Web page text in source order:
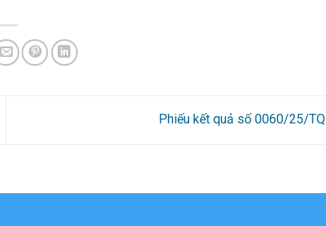
Phiếu kết quả số 0060/25/TQ